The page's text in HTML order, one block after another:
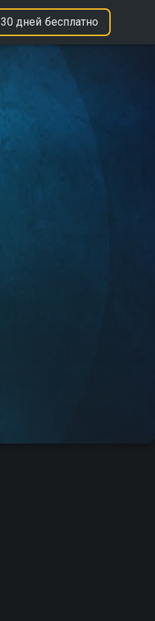
30 дней бесплатно